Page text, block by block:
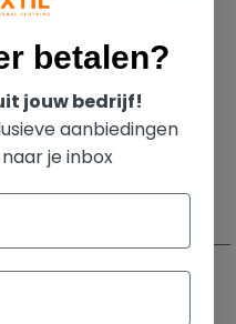
betalen?
jouw bedrijf!
aanbiedingen
je inbox